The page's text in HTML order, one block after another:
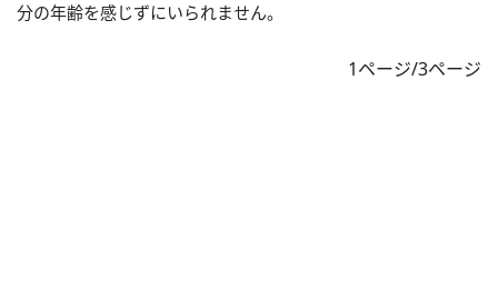
分の年齢を感じずにいられません。
1ページ/3ページ